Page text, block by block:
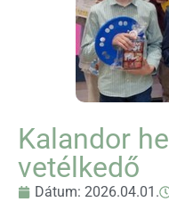
Kalandor
vetélkedő
Dátum: 2026.04.01.